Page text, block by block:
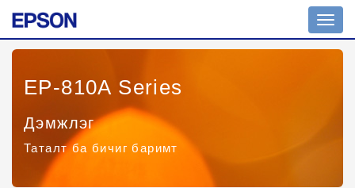
EP-810A Series
Дэмжлэг
Таталт ба бичиг баримт